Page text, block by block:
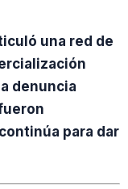
una red de
denuncia
para dar